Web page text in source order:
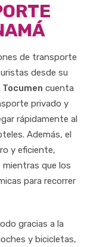
de transporte
desde su
cuenta
privado y
rápidamente al
Además, el
y eficiente,
que los
para recorrer
gracias a la
y bicicletas,